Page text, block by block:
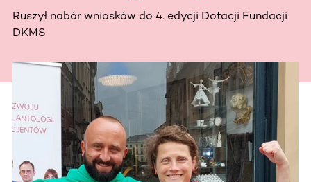
Ruszył nabór wniosków do 4. edycji Dotacji Fundacji
DKMS